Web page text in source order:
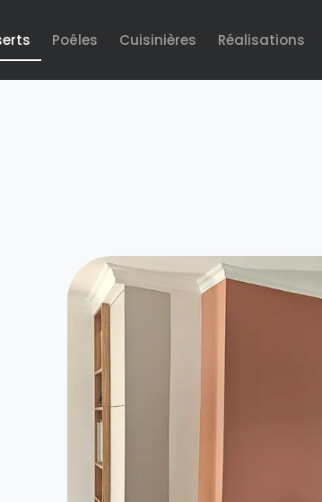
Poêles Cuisinières Réalisations